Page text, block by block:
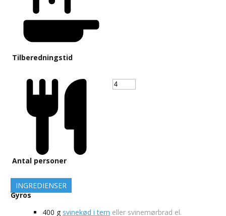
Tilberedningstid
Antal personer
INGREDIENSER
Gyros
400 g svinekød i tern eller svinemørbrad el.